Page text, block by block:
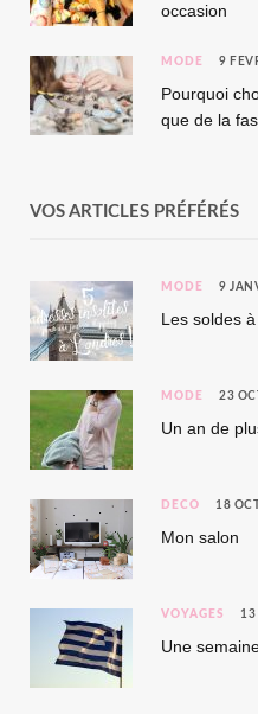
occasion
MODE 9
Pourquoi
que de la
VOS ARTICLES PRÉFÉRÉS
MODE 9
Les soldes
MODE 23
Un an de
DÉCO 18
Mon salon
VOYAGES 13
Une